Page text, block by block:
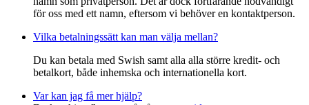
för oss med ett namn, eftersom vi behöver en kontaktperson.
Vilka betalningssätt kan man välja mellan?
Du kan betala med Swish samt alla alla större kredit- och
betalkort, både inhemska och internationella kort.
Var kan jag få mer hjälp?